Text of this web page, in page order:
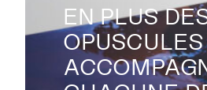
EN PLUS